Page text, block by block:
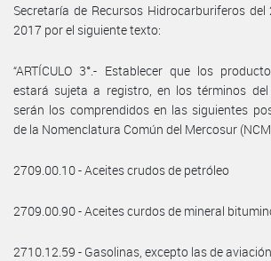
Secretaría de Recursos Hidrocarburiferos
2017 por el siguiente texto:
“ARTÍCULO 3°.- Establecer que los
estará sujeta a registro, en los términos del
serán los comprendidos en las siguientes
de la Nomenclatura Común del Mercosur
2709.00.10 - Aceites crudos de petróleo
2709.00.90 - Aceites curdos de mineral
2710.12.59 - Gasolinas, excepto las de aviación